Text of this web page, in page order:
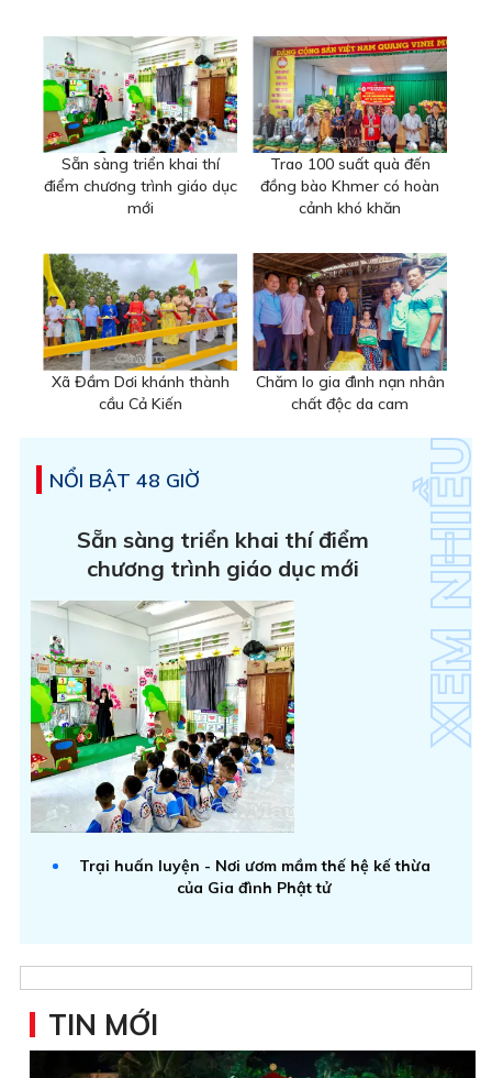
Sẵn sàng triển khai thí
điểm chương trình giáo dục
mới
Trao 100 suất quà đến
đồng bào Khmer có hoàn
cảnh khó khăn
Xã Đầm Dơi khánh thành
cầu Cả Kiến
Chăm lo gia đình nạn nhân
chất độc da cam
NỔI BẬT 48 GIỜ
Sẵn sàng triển khai thí điểm
chương trình giáo dục mới
Trại huấn luyện - Nơi ươm mầm thế hệ kế thừa
của Gia đình Phật tử
TIN MỚI